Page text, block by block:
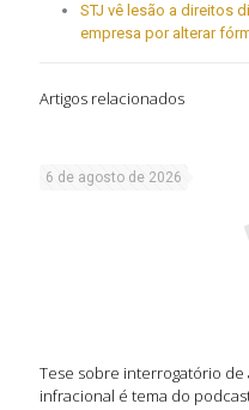
STJ vê lesão a direitos
empresa por alterar
Artigos relacionados
6 de agosto de 2026
Tese sobre interrogatório
infracional é tema do